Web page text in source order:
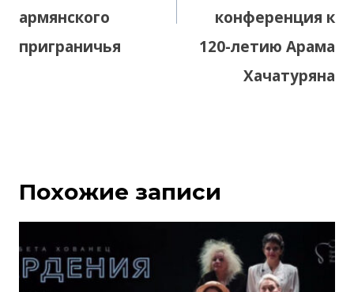
армянского
приграничья
конференция к
120-летию Арама
Хачатуряна
Похожие записи